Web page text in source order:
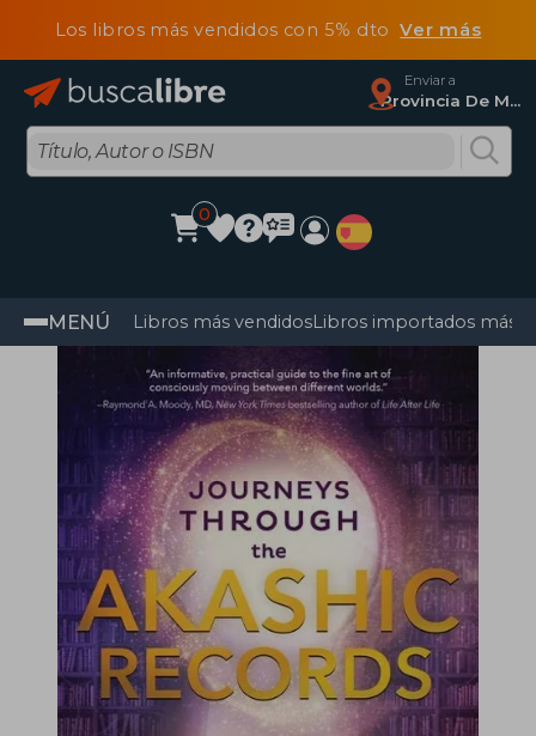
Los libros más vendidos con 5% dtoVer más
Enviar a
Provincia De Madrid
0
MENÚ Libros más vendidosLibros importados más